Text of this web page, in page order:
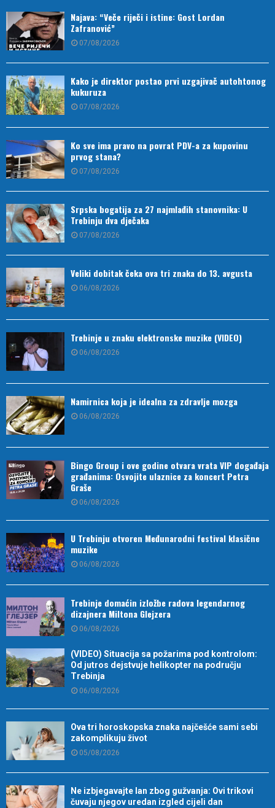
Najava: “Veče riječi i istine: Gost Lordan
Zafranović”
07/08/2026
Kako je direktor postao prvi uzgajivač autohtonog
kukuruza
07/08/2026
Ko sve ima pravo na povrat PDV-a za kupovinu
prvog stana?
07/08/2026
Srpska bogatija za 27 najmlađih stanovnika: U
Trebinju dva dječaka
07/08/2026
Veliki dobitak čeka ova tri znaka do 13. avgusta
06/08/2026
Trebinje u znaku elektronske muzike (VIDEO)
06/08/2026
Namirnica koja je idealna za zdravlje mozga
06/08/2026
Bingo Group i ove godine otvara vrata VIP događaja
građanima: Osvojite ulaznice za koncert Petra
Graše
06/08/2026
U Trebinju otvoren Međunarodni festival klasične
muzike
06/08/2026
Trebinje domaćin izložbe radova legendarnog
dizajnera Miltona Glejzera
06/08/2026
(VIDEO) Situacija sa požarima pod kontrolom:
Od jutros dejstvuje helikopter na području
Trebinja
06/08/2026
Ova tri horoskopska znaka najčešće sami sebi
zakomplikuju život
05/08/2026
Ne izbjegavajte lan zbog gužvanja: Ovi trikovi
čuvaju njegov uredan izgled cijeli dan